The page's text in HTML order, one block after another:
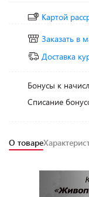
Картой
Заказать в
Доставка
Бонусы к
Списание
О товаре